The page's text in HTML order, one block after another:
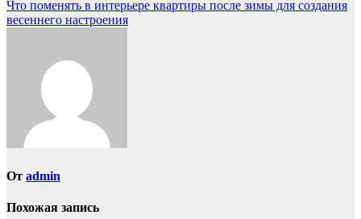
по
Что поменять в интерьере квартиры после зимы для создания
весеннего настроения
От admin
Похожая запись